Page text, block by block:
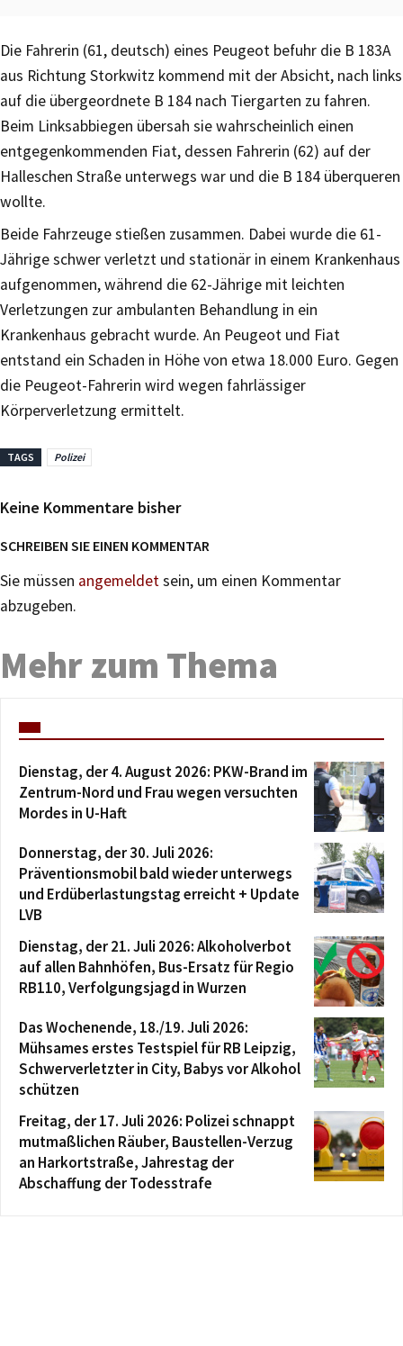
Die Fahrerin (61, deutsch) eines Peugeot befuhr die B 183A
aus Richtung Storkwitz kommend mit der Absicht, nach links
auf die übergeordnete B 184 nach Tiergarten zu fahren.
Beim Linksabbiegen übersah sie wahrscheinlich einen
entgegenkommenden Fiat, dessen Fahrerin (62) auf der
Halleschen Straße unterwegs war und die B 184 überqueren
wollte.
Beide Fahrzeuge stießen zusammen. Dabei wurde die 61-
Jährige schwer verletzt und stationär in einem Krankenhaus
aufgenommen, während die 62-Jährige mit leichten
Verletzungen zur ambulanten Behandlung in ein
Krankenhaus gebracht wurde. An Peugeot und Fiat
entstand ein Schaden in Höhe von etwa 18.000 Euro. Gegen
die Peugeot-Fahrerin wird wegen fahrlässiger
Körperverletzung ermittelt.
TAGS Polizei
Keine Kommentare bisher
SCHREIBEN SIE EINEN KOMMENTAR
Sie müssen angemeldetsein, um einen Kommentar
abzugeben.
Mehr zum Thema
Dienstag, der 4. August 2026: PKW-Brand im
Zentrum-Nord und Frau wegen versuchten
Mordes in U-Haft
Donnerstag, der 30. Juli 2026:
Präventionsmobil bald wieder unterwegs
und Erdüberlastungstag erreicht + Update
LVB
Dienstag, der 21. Juli 2026: Alkoholverbot
auf allen Bahnhöfen, Bus-Ersatz für Regio
RB110, Verfolgungsjagd in Wurzen
Das Wochenende, 18./19. Juli 2026:
Mühsames erstes Testspiel für RB Leipzig,
Schwerverletzter in City, Babys vor Alkohol
schützen
Freitag, der 17. Juli 2026: Polizei schnappt
mutmaßlichen Räuber, Baustellen-Verzug
an Harkortstraße, Jahrestag der
Abschaffung der Todesstrafe